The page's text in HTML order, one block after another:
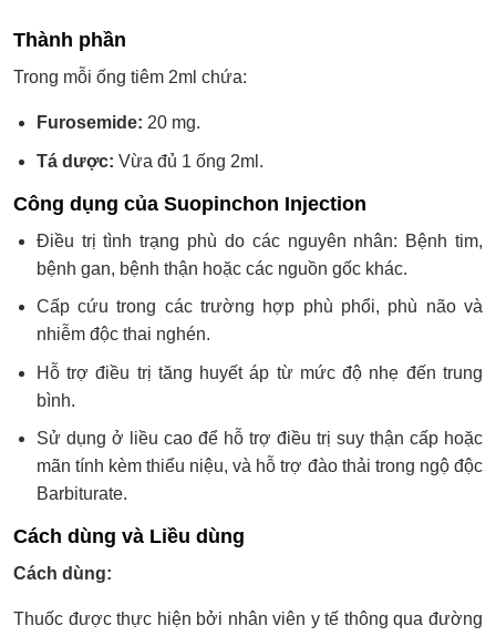
Thành phần
Trong mỗi ống tiêm 2ml chứa:
Furosemide: 20 mg.
Tá dược: Vừa đủ 1 ống 2ml.
Công dụng của Suopinchon Injection
Điều trị tình trạng phù do các nguyên nhân: Bệnh tim,
bệnh gan, bệnh thận hoặc các nguồn gốc khác.
Cấp cứu trong các trường hợp phù phổi, phù não và
nhiễm độc thai nghén.
Hỗ trợ điều trị tăng huyết áp từ mức độ nhẹ đến trung
bình.
Sử dụng ở liều cao để hỗ trợ điều trị suy thận cấp hoặc
mãn tính kèm thiểu niệu, và hỗ trợ đào thải trong ngộ độc
Barbiturate.
Cách dùng và Liều dùng
Cách dùng:
Thuốc được thực hiện bởi nhân viên y tế thông qua đường